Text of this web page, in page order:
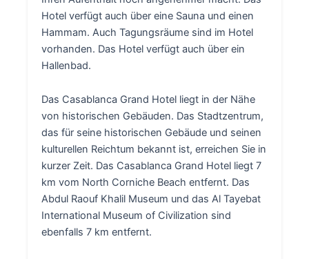
Hotel verfügt auch über eine Sauna und einen
Hammam. Auch Tagungsräume sind im Hotel
vorhanden. Das Hotel verfügt auch über ein
Hallenbad.
Das Casablanca Grand Hotel liegt in der Nähe
von historischen Gebäuden. Das Stadtzentrum,
das für seine historischen Gebäude und seinen
kulturellen Reichtum bekannt ist, erreichen Sie in
kurzer Zeit. Das Casablanca Grand Hotel liegt 7
km vom North Corniche Beach entfernt. Das
Abdul Raouf Khalil Museum und das Al Tayebat
International Museum of Civilization sind
ebenfalls 7 km entfernt.